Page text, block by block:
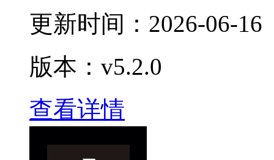
更新时间： 2026-06-16
版本：v5.2.0
查看详情